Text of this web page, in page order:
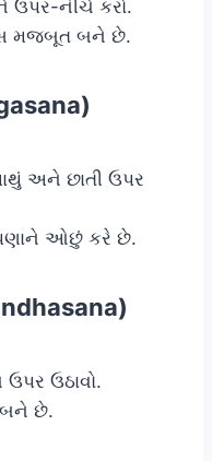
ઉપર-નીચે કરો.
મજબૂત બને છે.
અને છાતી ઉપર
ઓછું કરે છે.
ઉઠાવો.
છે.